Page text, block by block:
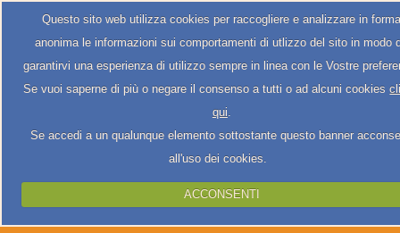
Questo sito web utilizza cookies per raccogliere e analizzare in
anonima le informazioni sui comportamenti di utlizzo del sito in modo
garantirvi una esperienza di utilizzo sempre in linea con le Vostre
Se vuoi saperne di più o negare il consenso a tutti o ad alcuni cookies
qui.
Se accedi a un qualunque elemento sottostante questo banner
all'uso dei cookies.
ACCONSENTI